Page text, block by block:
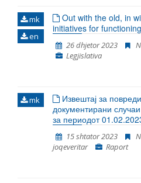
ka pritur fillimin e
për më shumë se një
edhe rënie të
mk
en
Out with the old, in
initiatives for
26 dhjetor 2023
Legjislativa
mk
Извештај за
документирани
за периодот
15 shtator 2023
joqeveritar
Raport